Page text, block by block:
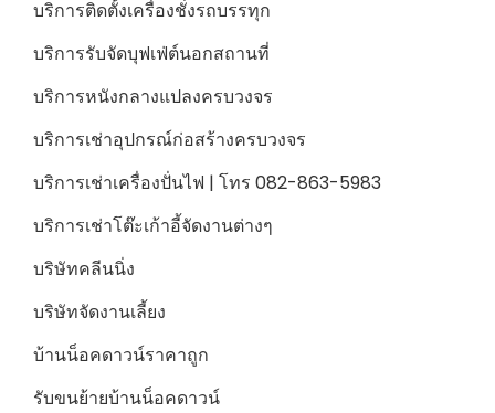
บริการติดตั้งเครื่องชั่งรถบรรทุก
บริการรับจัดบุฟเฟ่ต์นอกสถานที่
บริการหนังกลางแปลงครบวงจร
บริการเช่าอุปกรณ์ก่อสร้างครบวงจร
บริการเช่าเครื่องปั่นไฟ | โทร 082-863-5983
บริการเช่าโต๊ะเก้าอี้จัดงานต่างๆ
บริษัทคลีนนิ่ง
บริษัทจัดงานเลี้ยง
บ้านน็อคดาวน์ราคาถูก
รับขนย้ายบ้านน็อคดาวน์